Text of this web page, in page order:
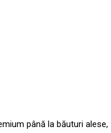
până la băuturi alese,